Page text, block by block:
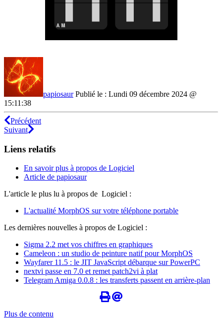
papiosaurPublié le : Lundi 09 décembre 2024 @
15:11:38
Précédent
Suivant
Liens relatifs
En savoir plus à propos de Logiciel
Article de papiosaur
L'article le plus lu à propos de Logiciel :
L'actualité MorphOS sur votre téléphone portable
Les dernières nouvelles à propos de Logiciel :
Sigma 2.2 met vos chiffres en graphiques
Cameleon : un studio de peinture natif pour MorphOS
Wayfarer 11.5 : le JIT JavaScript débarque sur PowerPC
nextvi passe en 7.0 et remet patch2vi à plat
Telegram Amiga 0.0.8 : les transferts passent en arrière-plan
Plus de contenu